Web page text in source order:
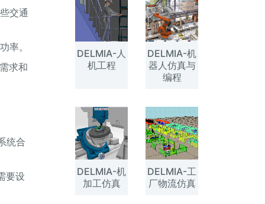
交通
率。
求和
统合
要设
DELMIA-人
机工程
DELMIA-机
器人仿真与
编程
DELMIA-机
加工仿真
DELMIA-工
厂物流仿真